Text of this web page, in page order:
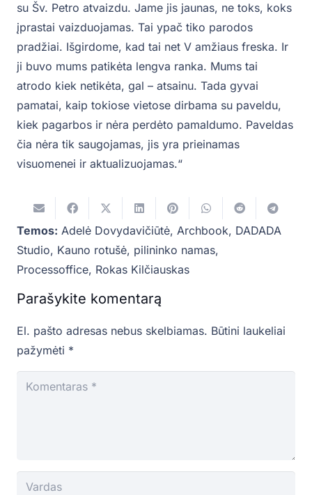
su Šv. Petro atvaizdu. Jame jis jaunas, ne toks, koks
įprastai vaizduojamas. Tai ypač tiko parodos
pradžiai. Išgirdome, kad tai net V amžiaus freska. Ir
ji buvo mums patikėta lengva ranka. Mums tai
atrodo kiek netikėta, gal – atsainu. Tada gyvai
pamatai, kaip tokiose vietose dirbama su paveldu,
kiek pagarbos ir nėra perdėto pamaldumo. Paveldas
čia nėra tik saugojamas, jis yra prieinamas
visuomenei ir aktualizuojamas.“
Temos: Adelė Dovydavičiūtė, Archbook, DADADA
Studio, Kauno rotušė, pilininko namas,
Processoffice, Rokas Kilčiauskas
Parašykite komentarą
El. pašto adresas nebus skelbiamas. Būtini laukeliai
pažymėti *